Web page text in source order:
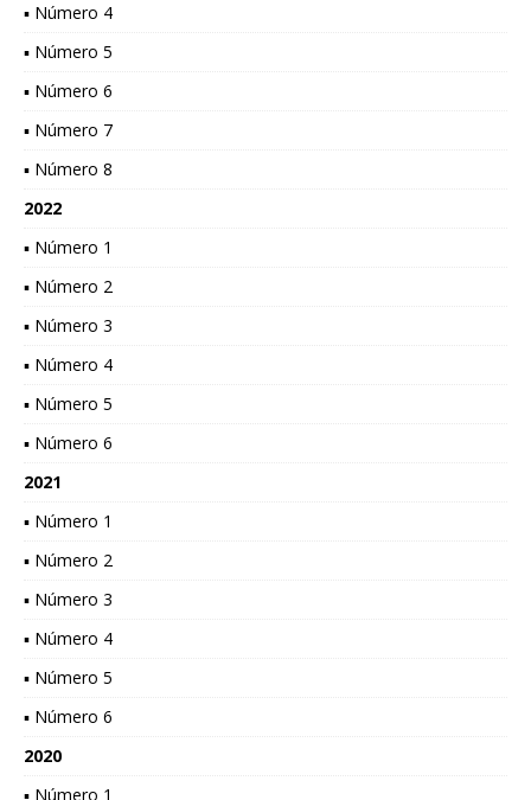
▪ Número 4
▪ Número 5
▪ Número 6
▪ Número 7
▪ Número 8
2022
▪ Número 1
▪ Número 2
▪ Número 3
▪ Número 4
▪ Número 5
▪ Número 6
2021
▪ Número 1
▪ Número 2
▪ Número 3
▪ Número 4
▪ Número 5
▪ Número 6
2020
▪ Número 1